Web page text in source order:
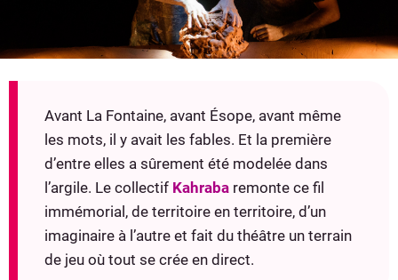
Avant La Fontaine, avant Ésope, avant même
les mots, il y avait les fables. Et la première
d’entre elles a sûrement été modelée dans
l’argile. Le collectif Kahraba remonte ce fil
immémorial, de territoire en territoire, d’un
imaginaire à l’autre et fait du théâtre un terrain
de jeu où tout se crée en direct.